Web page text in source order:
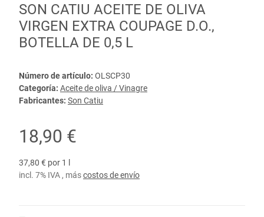
SON CATIU ACEITE DE OLIVA
VIRGEN EXTRA COUPAGE D.O.,
BOTELLA DE 0,5 L
Número de artículo: OLSCP30
Categoría: Aceite de oliva / Vinagre
Fabricantes: Son Catiu
18,90 €
37,80 € por 1 l
incl. 7% IVA , máscostos de envío